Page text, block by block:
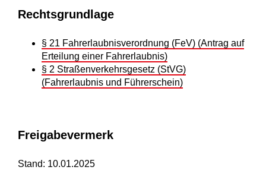
Rechtsgrundlage
§ 21 Fahrerlaubnisverordnung (FeV) (Antrag auf
Erteilung einer Fahrerlaubnis)
§ 2 Straßenverkehrsgesetz (StVG)
(Fahrerlaubnis und Führerschein)
Freigabevermerk
Stand: 10.01.2025